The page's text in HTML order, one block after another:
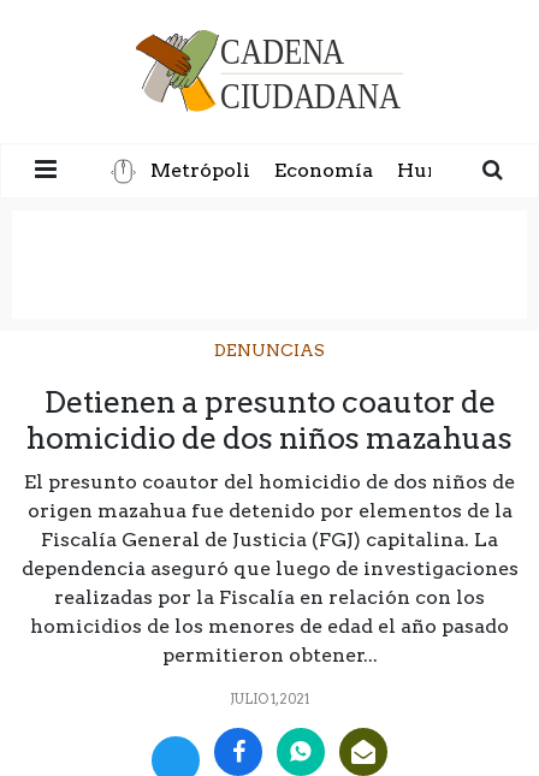
Metrópoli Economía Humanidad
DENUNCIAS
Detienen a presunto coautor de
homicidio de dos niños mazahuas
El presunto coautor del homicidio de dos niños de
origen mazahua fue detenido por elementos de la
Fiscalía General de Justicia (FGJ) capitalina. La
dependencia aseguró que luego de investigaciones
realizadas por la Fiscalía en relación con los
homicidios de los menores de edad el año pasado
permitieron obtener...
JULIO 1, 2021